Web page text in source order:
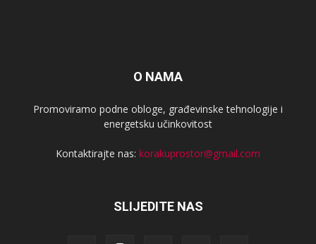
O NAMA
Promoviramo podne obloge, građevinske tehnologije i
energetsku učinkovitost
Kontaktirajte nas: korakuprostor@gmail.com
SLIJEDITE NAS